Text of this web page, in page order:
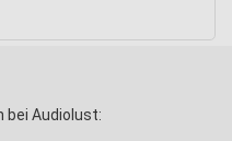
bei Audiolust: